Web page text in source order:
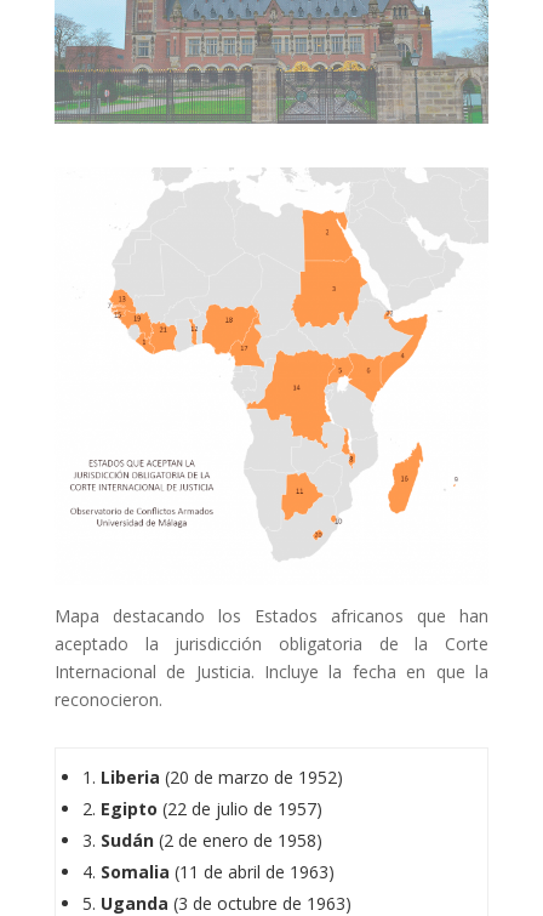
Mapa destacando los Estados africanos que han
aceptado la jurisdicción obligatoria de la Corte
Internacional de Justicia. Incluye la fecha en que la
reconocieron.
1. Liberia (20 de marzo de 1952)
2. Egipto (22 de julio de 1957)
3. Sudán (2 de enero de 1958)
4. Somalia (11 de abril de 1963)
5. Uganda (3 de octubre de 1963)